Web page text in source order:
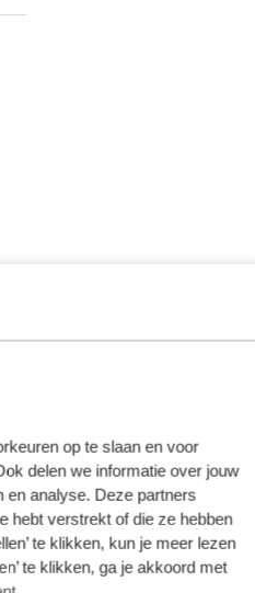
op te slaan en voor
delen we informatie over jouw
en analyse. Deze partners
hebt verstrekt of die ze hebben
te klikken, kun je meer lezen
te klikken, ga je akkoord met